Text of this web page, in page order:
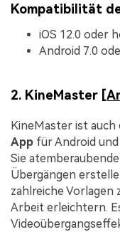
Kompatibilität
iOS 12.0 oder
Android 7.0
2. KineMaster [
KineMaster ist auch
App für Android
Sie
Übergängen
zahlreiche Vorlagen
Arbeit erleichtern.